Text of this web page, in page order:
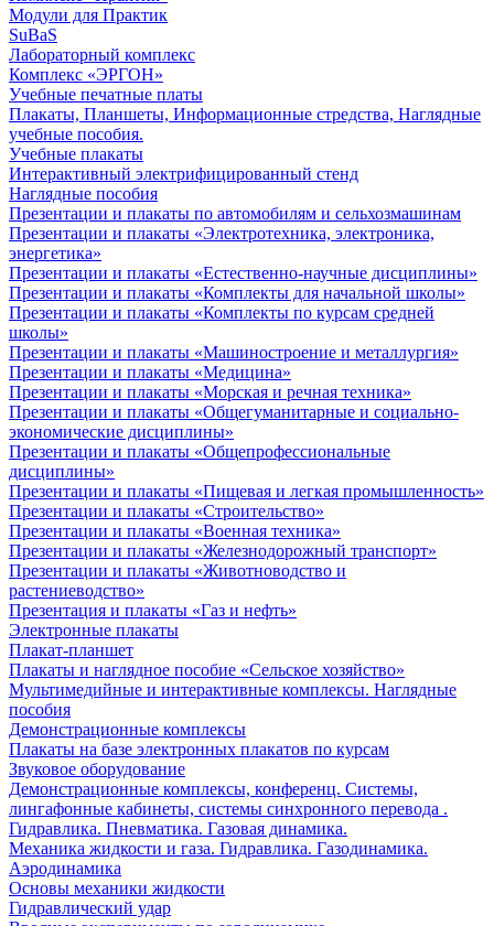
Модули для Практик
SuBaS
Лабораторный комплекс
Комплекс «ЭРГОН»
Учебные печатные платы
Плакаты, Планшеты, Информационные стредства, Наглядные
учебные пособия.
Учебные плакаты
Интерактивный электрифицированный стенд
Наглядные пособия
Презентации и плакаты по автомобилям и сельхозмашинам
Презентации и плакаты «Электротехника, электроника,
энергетика»
Презентации и плакаты «Естественно-научные дисциплины»
Презентации и плакаты «Комплекты для начальной школы»
Презентации и плакаты «Комплекты по курсам средней
школы»
Презентации и плакаты «Машиностроение и металлургия»
Презентации и плакаты «Медицина»
Презентации и плакаты «Морская и речная техника»
Презентации и плакаты «Общегуманитарные и социально-
экономические дисциплины»
Презентации и плакаты «Общепрофессиональные
дисциплины»
Презентации и плакаты «Пищевая и легкая промышленность»
Презентации и плакаты «Строительство»
Презентации и плакаты «Военная техника»
Презентации и плакаты «Железнодорожный транспорт»
Презентации и плакаты «Животноводство и
растениеводство»
Презентация и плакаты «Газ и нефть»
Электронные плакаты
Плакат-планшет
Плакаты и наглядное пособие «Сельское хозяйство»
Мультимедийные и интерактивные комплексы. Наглядные
пособия
Демонстрационные комплексы
Плакаты на базе электронных плакатов по курсам
Звуковое оборудование
Демонстрационные комплексы, конференц. Системы,
лингафонные кабинеты, системы синхронного перевода .
Гидравлика. Пневматика. Газовая динамика.
Механика жидкости и газа. Гидравлика. Газодинамика.
Аэродинамика
Основы механики жидкости
Гидравлический удар